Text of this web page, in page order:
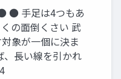
● 手足は4つもあ
の面倒くさい 武
象が一個に決ま
、長い線を引かれ